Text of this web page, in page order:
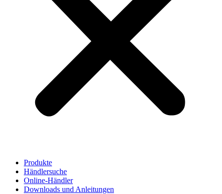
Produkte
Händlersuche
Online-Händler
Downloads und Anleitungen